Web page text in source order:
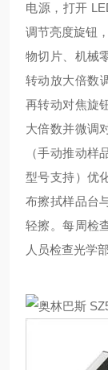
电源，打开
调节亮度旋钮
物切片、机械
转动放大倍数
再转动对焦旋
大倍数并微调
（手动推动
型号支持）优
布擦拭样品台
轻擦。每周检
人员检查光学